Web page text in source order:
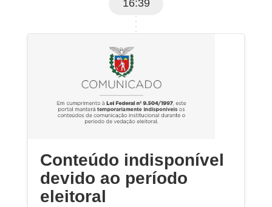
16:39
Conteúdo indisponível
devido ao período
eleitoral